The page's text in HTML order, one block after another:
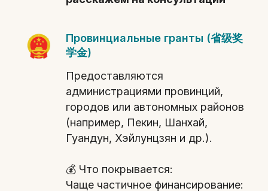
Провинциальные гранты (省级奖
学金)
Предоставляются
администрациями провинций,
городов или автономных районов
(например, Пекин, Шанхай,
Гуандун, Хэйлунцзян и др.).
💰 Что покрывается:
Чаще частичное финансирование: